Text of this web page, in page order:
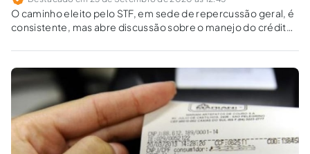
O caminho eleito pelo STF, em sede de repercussão geral, é
consistente, mas abre discussão sobre o manejo do crédito,